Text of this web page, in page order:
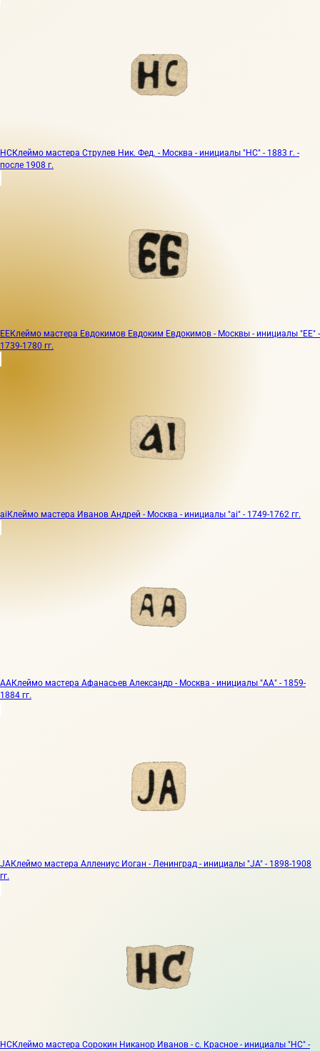
НСКлеймо мастера Струлев Ник. Фед. - Москва - инициалы "НС" - 1883 г. -
после 1908 г.
ЕЕКлеймо мастера Евдокимов Евдоким Евдокимов - Москвы - инициалы "ЕЕ" -
1739-1780 гг.
aiКлеймо мастера Иванов Андрей - Москва - инициалы "ai" - 1749-1762 гг.
ААКлеймо мастера Афанасьев Александр - Москва - инициалы "АА" - 1859-
1884 гг.
JAКлеймо мастера Аллениус Иоган - Ленинград - инициалы "JA" - 1898-1908
гг.
НСКлеймо мастера Сорокин Никанор Иванов - с. Красное - инициалы "НС" -